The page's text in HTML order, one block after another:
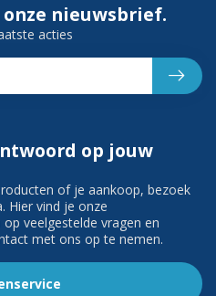
op jouw
of je aankoop, bezoek
Hier vind je onze
veelgestelde vragen en
met ons op te nemen.
nieuwsbrief.
acties